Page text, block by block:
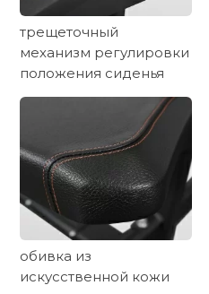
трещеточный
механизм регулировки
положения сиденья
обивка из
искусственной кожи